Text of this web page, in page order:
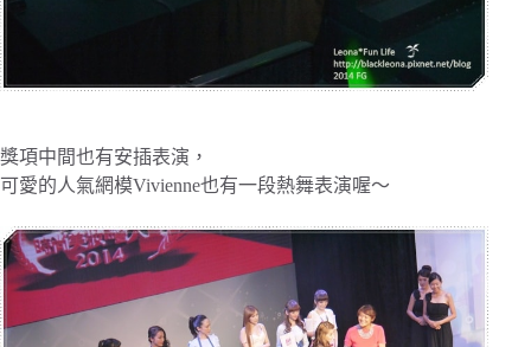
獎項中間也有安插表演，
可愛的人氣網模Vivienne也有一段熱舞表演喔～